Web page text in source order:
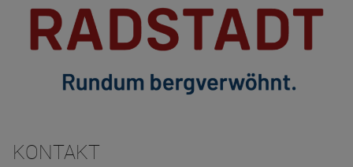
KONTAKT